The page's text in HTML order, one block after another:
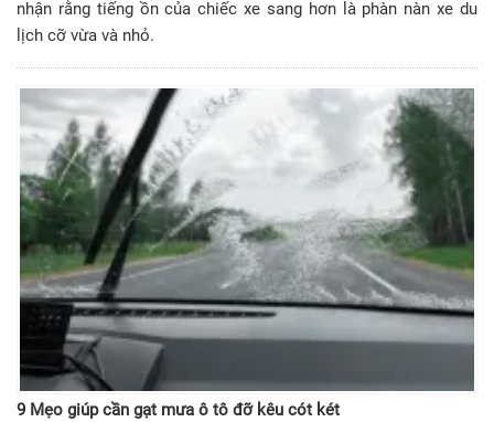
nhận rằng tiếng ồn của chiếc xe sang hơn là phàn nàn xe du
lịch cỡ vừa và nhỏ.
9 Mẹo giúp cần gạt mưa ô tô đỡ kêu cót két